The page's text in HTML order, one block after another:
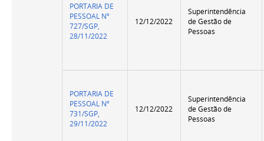
PORTARIA DE
PESSOAL Nº
727/SGP,
28/11/2022
12/12/2022
Superintendência
de Gestão de
Pessoas
PORTARIA DE
PESSOAL Nº
731/SGP,
29/11/2022
12/12/2022
Superintendência
de Gestão de
Pessoas